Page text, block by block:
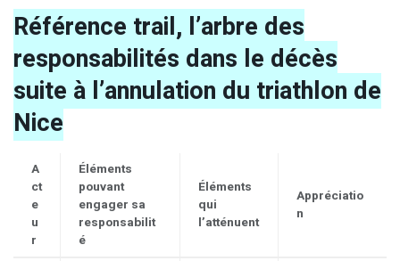
Référence trail, l’arbre des
responsabilités dans le décès
suite à l’annulation du triathlon de
Nice
A
ct
e
u
r
Éléments
pouvant
engager sa
responsabilit
é
Éléments
qui
l’atténuent
Appréciatio
n